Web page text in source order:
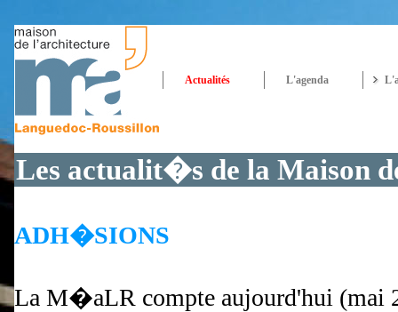
Actualités L'agenda
Les actualit�s de la Maison
ADH�SIONS
La M�aLR compte aujourd'hui (mai